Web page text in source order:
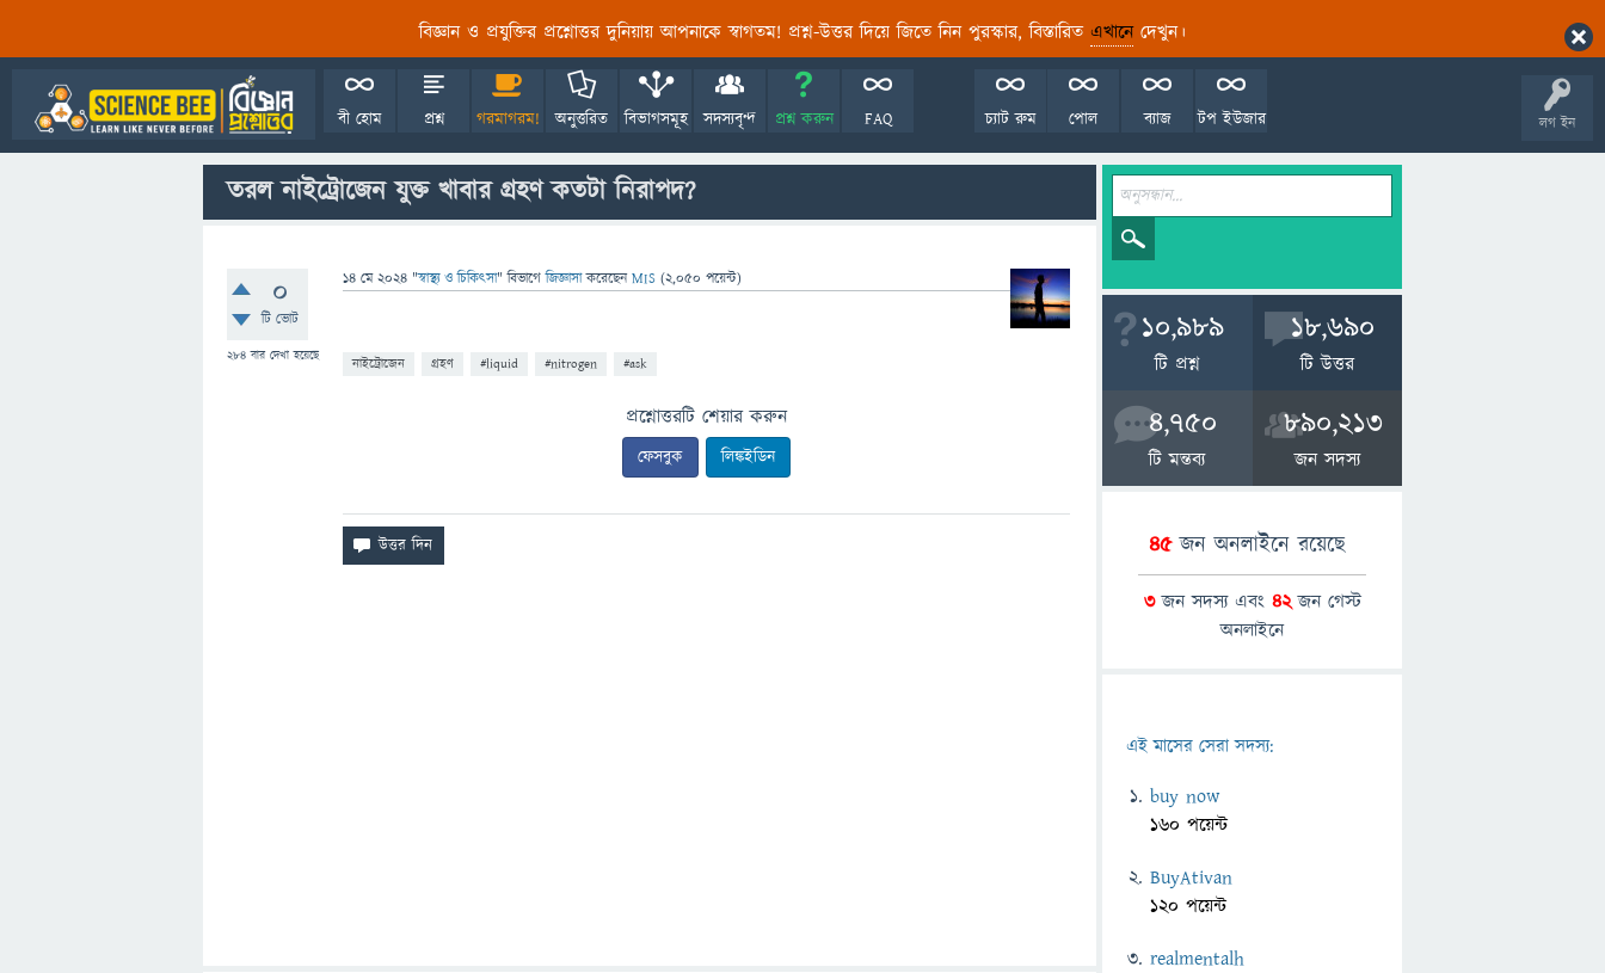
বিজ্ঞান ও প্রযুক্তির প্রশ্নোত্তর দুনিয়ায় আপনাকে স্বাগতম! প্রশ্ন-উত্তর দিয়ে জিতে নিন পুরস্কার, বিস্তারিত এখানেদেখুন।
লগ ইন
বী হোম প্রশ্ন গরমাগরম! অনুত্তরিত বিভাগসমূহ সদস্যবৃন্দ প্রশ্ন করুন FAQ টপ ইউজার
ব্যাজ
পোল
চ্যাট রুম
তরল নাইট্রোজেন যুক্ত খাবার গ্রহণ কতটা নিরাপদ?
0
টি ভোট
284 বার দেখা হয়েছে
14 মে 2024 "স্বাস্থ্য ও চিকিৎসা" বিভাগে জিজ্ঞাসাকরেছেনMIS (2,050 পয়েন্ট)
নাইট্রোজেন গ্রহণ #liquid #nitrogen #ask
প্রশ্নোত্তরটি শেয়ার করুন
ফেসবুক লিঙ্কইডিন
10,989
টি প্রশ্ন
18,690
টি উত্তর
4,750
টি মন্তব্য
890,213
জন সদস্য
45জন অনলাইনে রয়েছে
3জন সদস্য এবং 42জন গেস্ট
অনলাইনে
এই মাসের সেরা সদস্য:
buy now
160 পয়েন্ট
BuyAtivan
120 পয়েন্ট
realmentalh